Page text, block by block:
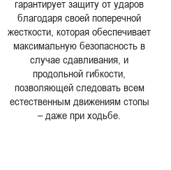
гарантирует защиту от ударов
благодаря своей поперечной
жесткости, которая обеспечивает
максимальную безопасность в
случае сдавливания, и
продольной гибкости,
позволяющей следовать всем
естественным движениям стопы
– даже при ходьбе.